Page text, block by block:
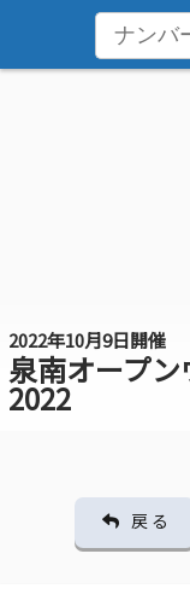
2022年10月9日開催
泉南オープ
2022
戻 る